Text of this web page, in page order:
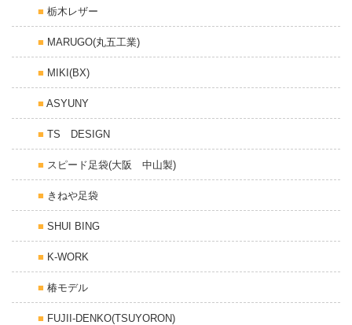
栃木レザー
MARUGO(丸五工業)
MIKI(BX)
ASYUNY
TS DESIGN
スピード足袋(大阪 中山製)
きねや足袋
SHUI BING
K-WORK
椿モデル
FUJII-DENKO(TSUYORON)